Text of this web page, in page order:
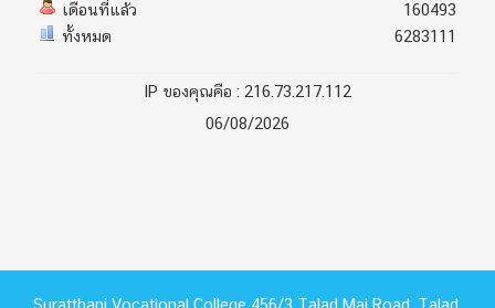
เดือนที่แล้ว
ทั้งหมด
160493
6283111
IP ของคุณคือ : 216.73.217.112
06/08/2026